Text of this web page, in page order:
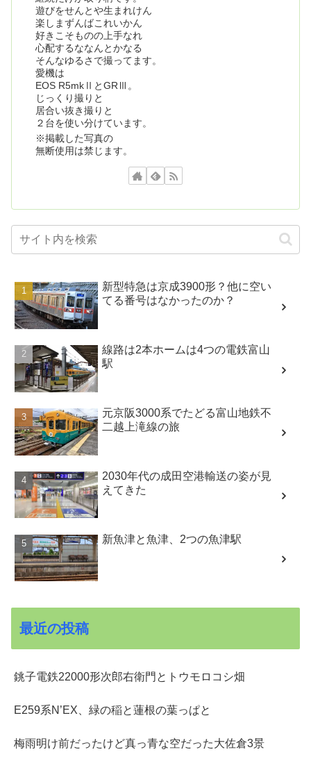
遊びをせんとや生まれけん
楽しまずんばこれいかん
好きこそものの上手なれ
心配するななんとかなる
そんなゆるさで撮ってます。
愛機は
EOS R5mkⅡとGRⅢ。
じっくり撮りと
居合い抜き撮りと
２台を使い分けています。
※掲載した写真の
無断使用は禁じます。
新型特急は京成3900形？他に空い
てる番号はなかったのか？
線路は2本ホームは4つの電鉄富山
駅
元京阪3000系でたどる富山地鉄不
二越上滝線の旅
2030年代の成田空港輸送の姿が見
えてきた
新魚津と魚津、2つの魚津駅
最近の投稿
銚子電鉄22000形次郎右衛門とトウモロコシ畑
E259系N’EX、緑の稲と蓮根の葉っぱと
梅雨明け前だったけど真っ青な空だった大佐倉3景